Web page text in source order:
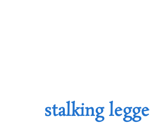
stalking legge